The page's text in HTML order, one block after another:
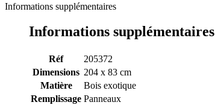
Informations supplémentaires
Informations supplémentaires
Réf
205372
Dimensions 204 x 83 cm
Matière
Bois exotique
Remplissage Panneaux